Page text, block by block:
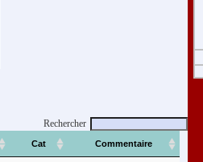
Rechercher
Cat Commentaire